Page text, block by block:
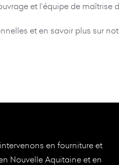
et l’équipe de maîtrise
et en savoir plus sur
en fourniture et
Nouvelle Aquitaine et en